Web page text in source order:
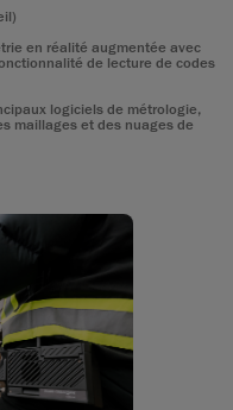
en réalité augmentée avec
de lecture de codes
logiciels de métrologie,
maillages et des nuages de